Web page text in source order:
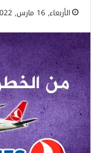
الأربعاء, 16 مارس, 2022